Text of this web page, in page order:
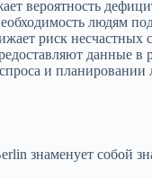
вероятность
людям
риск
данные в
и
знаменует собой